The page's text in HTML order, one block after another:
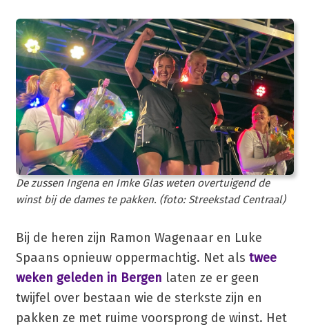
De zussen Ingena en Imke Glas weten overtuigend de
winst bij de dames te pakken. (foto: Streekstad Centraal)
Bij de heren zijn Ramon Wagenaar en Luke
Spaans opnieuw oppermachtig. Net als twee
weken geleden in Bergen laten ze er geen
twijfel over bestaan wie de sterkste zijn en
pakken ze met ruime voorsprong de winst. Het